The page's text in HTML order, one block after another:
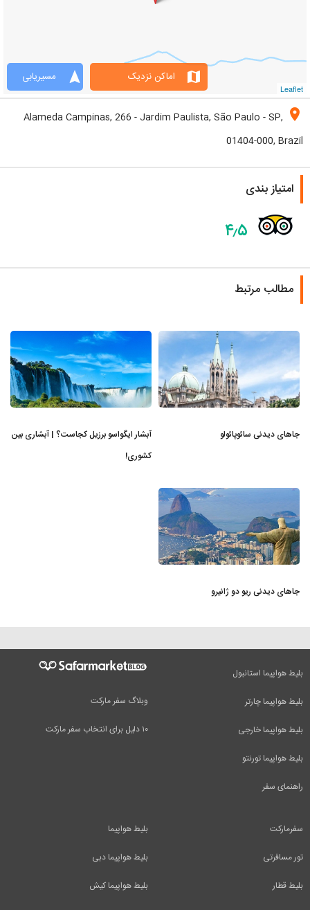
Leaflet
navigation مسیریابی map اماکن نزدیک
location_on
Alameda Campinas, 266 - Jardim Paulista, São Paulo - SP,
01404-000, Brazil
امتیاز بندی
۴٫۵
مطالب مرتبط
جاهای دیدنی سائوپائولو
آبشار ایگواسو برزیل کجاست؟ | آبشاری بین
کشوری!
جاهای دیدنی ریو دو ژانیرو
وبلاگ سفر مارکت
۱۰ دلیل برای انتخاب سفر مارکت
بلیط هواپیما استانبول
بلیط هواپیما چارتر
بلیط هواپیما خارجی
بلیط هواپیما تورنتو
راهنمای سفر
بلیط هواپیما
بلیط هواپیما دبی
بلیط هواپیما کیش
سفرمارکت
تور مسافرتی
بلیط قطار